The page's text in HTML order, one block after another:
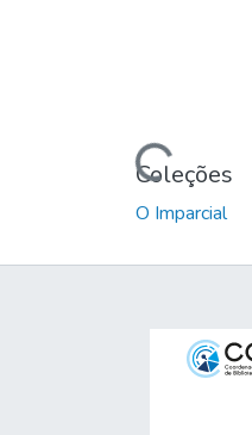
Carregando...
Coleções
O Imparcial